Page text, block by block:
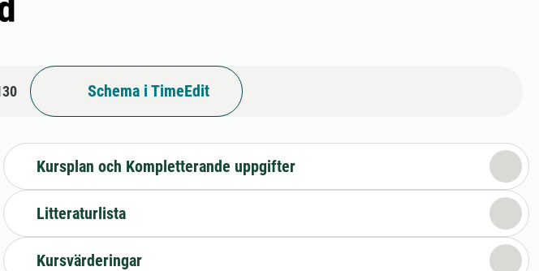
Schema i TimeEdit
Kursplan och Kompletterande uppgifter
Litteraturlista
Kursvärderingar